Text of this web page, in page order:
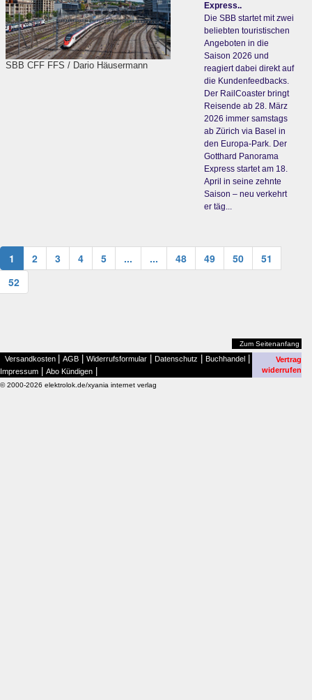
SBB CFF FFS / Dario Häusermann
Express..
Die SBB startet mit zwei
beliebten touristischen
Angeboten in die
Saison 2026 und
reagiert dabei direkt auf
die Kundenfeedbacks.
Der RailCoaster bringt
Reisende ab 28. März
2026 immer samstags
ab Zürich via Basel in
den Europa-Park. Der
Gotthard Panorama
Express startet am 18.
April in seine zehnte
Saison – neu verkehrt
er täg...
1 2 3 4 5 ... ... 48 49 50
51
52
Zum Seitenanfang
Versandkosten AGB Widerrufsformular Datenschutz Buchhandel
Impressum Abo Kündigen
Vertrag
widerrufen
© 2000-2026 elektrolok.de/xyania internet verlag